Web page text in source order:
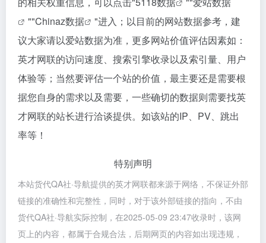
""Chinaz数据
"进入；以目前的网站数据参考，建
议大家请以爱站数据为准，更多网站价值评估因素如：
英才网联的访问速度、搜索引擎收录以及索引量、用户
体验等；当然要评估一个站的价值，最主要还是需要根
据您自身的需求以及需要，一些确切的数据则需要找英
才网联的站长进行洽谈提供。如该站的IP、PV、跳出
率等！
特别声明
本站货代QA社·导航提供的英才网联都来源于网络，不保证外部
链接的准确性和完整性，同时，对于该外部链接的指向，不由
货代QA社·导航实际控制，在2025-05-09 23:47收录时，该网
页上的内容，都属于合规合法，后期网页的内容如出现违规，